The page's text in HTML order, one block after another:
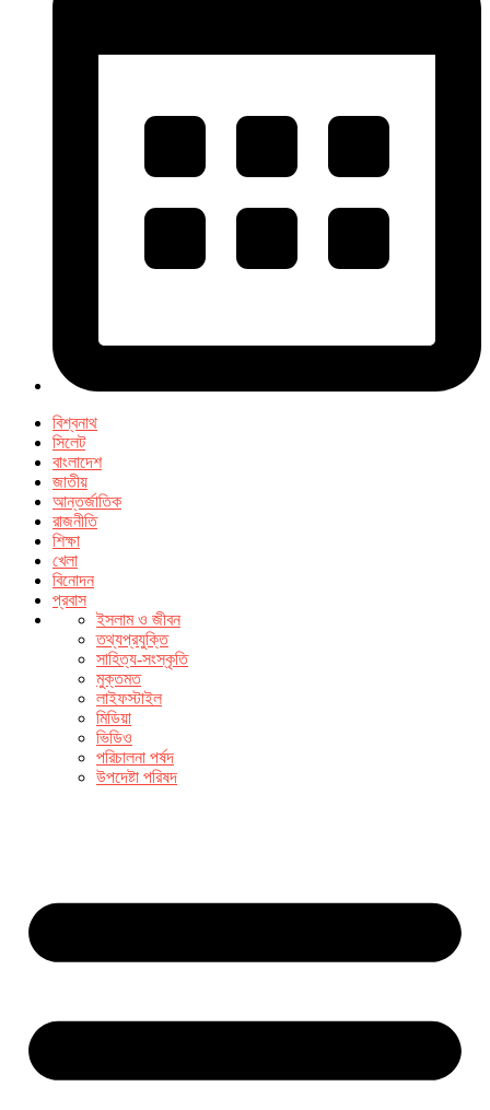
বিশ্বনাথ
সিলেট
বাংলাদেশ
জাতীয়
আন্তর্জাতিক
রাজনীতি
শিক্ষা
খেলা
বিনোদন
প্রবাস
ইসলাম ও জীবন
তথ্যপ্রযুক্তি
সাহিত্য-সংস্কৃতি
মুক্তমত
লাইফস্টাইল
মিডিয়া
ভিডিও
পরিচালনা পর্ষদ
উপদেষ্টা পরিষদ